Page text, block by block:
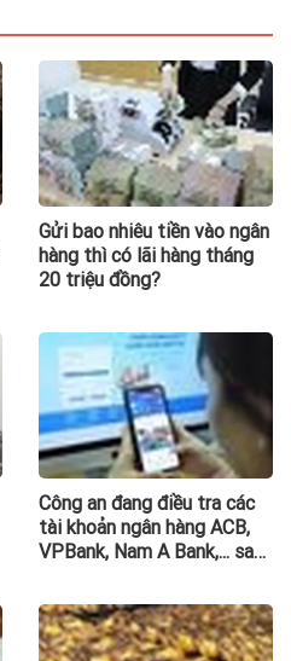
Gửi bao nhiêu tiền vào ngân
hàng thì có lãi hàng tháng
20 triệu đồng?
Công an đang điều tra các
tài khoản ngân hàng ACB,
VPBank, Nam A Bank,... sau
giao dịch, chuyển tiền vào
khẩn trương trình báo